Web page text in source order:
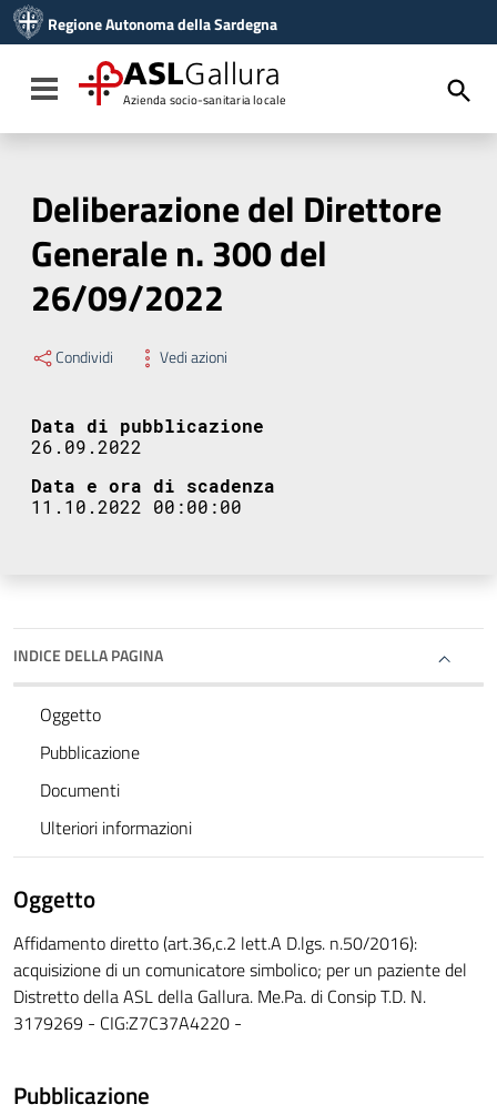
Vai al menu di navigazione
Vai al footer
Regione Autonoma della Sardegna
Toggle navigation
ASLGallura
Azienda socio-sanitaria locale
Deliberazione del Direttore
Generale n. 300 del
26/09/2022
Condividi Vedi azioni
Data di pubblicazione
26.09.2022
Data e ora di scadenza
11.10.2022 00:00:00
INDICE DELLA PAGINA
Oggetto
Pubblicazione
Documenti
Ulteriori informazioni
Oggetto
Affidamento diretto (art.36,c.2 lett.A D.lgs. n.50/2016):
acquisizione di un comunicatore simbolico; per un paziente del
Distretto della ASL della Gallura. Me.Pa. di Consip T.D. N.
3179269 - CIG:Z7C37A4220 -
Pubblicazione